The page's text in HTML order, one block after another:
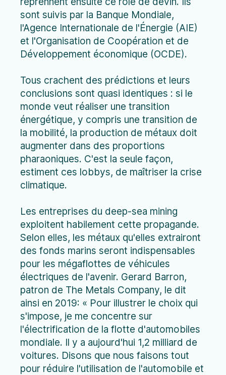
sont suivis par la Banque Mondiale,
l'Agence Internationale de l'Énergie (AIE)
et l'Organisation de Coopération et de
Développement économique (OCDE).
Tous crachent des prédictions et leurs
conclusions sont quasi identiques : si le
monde veut réaliser une transition
énergétique, y compris une transition de
la mobilité, la production de métaux doit
augmenter dans des proportions
pharaoniques. C'est la seule façon,
estiment ces lobbys, de maîtriser la crise
climatique.
Les entreprises du deep-sea mining
exploitent habilement cette propagande.
Selon elles, les métaux qu'elles extrairont
des fonds marins seront indispensables
pour les mégaflottes de véhicules
électriques de l'avenir. Gerard Barron,
patron de The Metals Company, le dit
ainsi en 2019: « Pour illustrer le choix qui
s'impose, je me concentre sur
l'électrification de la flotte d'automobiles
mondiale. Il y a aujourd'hui 1,2 milliard de
voitures. Disons que nous faisons tout
pour réduire l'utilisation de l'automobile et